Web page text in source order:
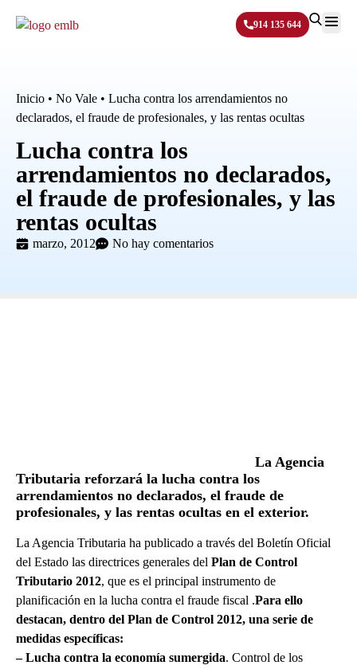
914 135 644
Inicio • No Vale • Lucha contra los arrendamientos no
declarados, el fraude de profesionales, y las rentas ocultas
Lucha contra los
arrendamientos no declarados,
el fraude de profesionales, y las
rentas ocultas
marzo, 2012 No hay comentarios
La Agencia
Tributaria reforzará la lucha contra los
arrendamientos no declarados, el fraude de
profesionales, y las rentas ocultas en el exterior.
La Agencia Tributaria ha publicado a través del Boletín Oficial
del Estado las directrices generales del Plan de Control
Tributario 2012, que es el principal instrumento de
planificación en la lucha contra el fraude fiscal .Para ello
destacan, dentro del Plan de Control 2012, una serie de
medidas específicas:
– Lucha contra la economía sumergida. Control de los